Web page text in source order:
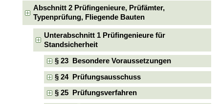
Abschnitt 2 Prüfingenieure, Prüfämter,
Typenprüfung, Fliegende Bauten
Unterabschnitt 1 Prüfingenieure für
Standsicherheit
§ 23 Besondere Voraussetzungen
§ 24 Prüfungsausschuss
§ 25 Prüfungsverfahren